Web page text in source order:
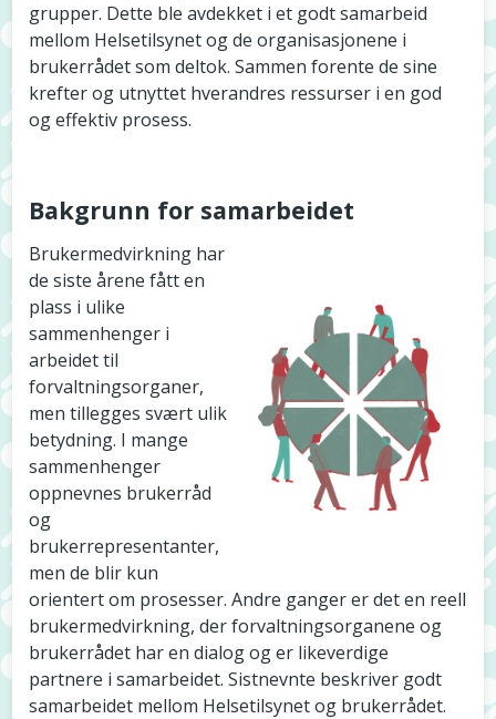
grupper. Dette ble avdekket i et godt samarbeid
mellom Helsetilsynet og de organisasjonene i
brukerrådet som deltok. Sammen forente de sine
krefter og utnyttet hverandres ressurser i en god
og effektiv prosess.
Bakgrunn for samarbeidet
Brukermedvirkning har
de siste årene fått en
plass i ulike
sammenhenger i
arbeidet til
forvaltningsorganer,
men tillegges svært ulik
betydning. I mange
sammenhenger
oppnevnes brukerråd
og
brukerrepresentanter,
men de blir kun
orientert om prosesser. Andre ganger er det en reell
brukermedvirkning, der forvaltningsorganene og
brukerrådet har en dialog og er likeverdige
partnere i samarbeidet. Sistnevnte beskriver godt
samarbeidet mellom Helsetilsynet og brukerrådet.